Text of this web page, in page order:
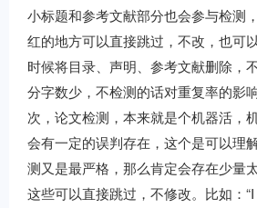
小标题和参考文献部分也会参与检测
红的地方可以直接跳过，不改，也可
时候将目录、声明、参考文献删除，
分字数少，不检测的话对重复率的影
次，论文检测，本来就是个机器活，
会有一定的误判存在，这个是可以理
测又是最严格，那么肯定会存在少量
这些可以直接跳过，不修改。比如：“I